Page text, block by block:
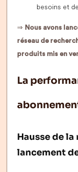
besoins et
⇒ Nous avons
réseau de
produits mis en
La
Hausse de
lancement